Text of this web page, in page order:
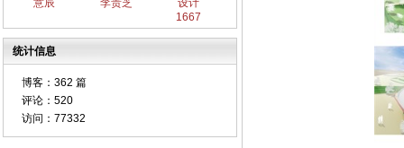
意辰 李贵芝
设计
1667
统计信息
博客： 362 篇
评论： 520
访问： 77332